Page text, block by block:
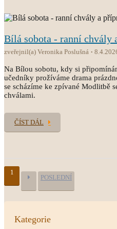
Bílá sobota - ranní
zveřejnil(a) Veronika Poslušná
Na Bílou sobotu, kdy si
učedníky prožíváme drama
se scházíme ke zpívané Modlitbě
chválami.
ČÍST DÁL
1
POSLEDNÍ
Kategorie